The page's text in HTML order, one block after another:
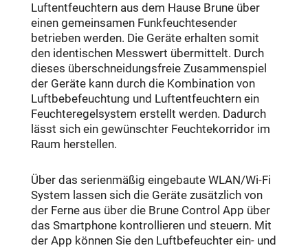
Luftentfeuchtern aus dem Hause Brune über
einen gemeinsamen Funkfeuchtesender
betrieben werden. Die Geräte erhalten somit
den identischen Messwert übermittelt. Durch
dieses überschneidungsfreie Zusammenspiel
der Geräte kann durch die Kombination von
Luftbebefeuchtung und Luftentfeuchtern ein
Feuchteregelsystem erstellt werden. Dadurch
lässt sich ein gewünschter Feuchtekorridor im
Raum herstellen.
Über das serienmäßig eingebaute WLAN/Wi-Fi
System lassen sich die Geräte zusätzlich von
der Ferne aus über die Brune Control App über
das Smartphone kontrollieren und steuern. Mit
der App können Sie den Luftbefeuchter ein- und